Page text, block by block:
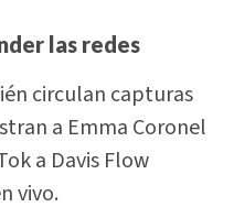
las redes
circulan capturas
a Emma Coronel
a Davis Flow
vivo.